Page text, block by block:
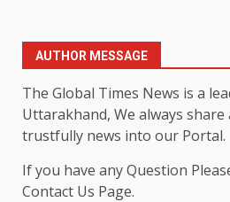
AUTHOR MESSAGE
The Global Times News is a
Uttarakhand, We always
trustfully news into our Portal.
If you have any Question
Contact Us Page.